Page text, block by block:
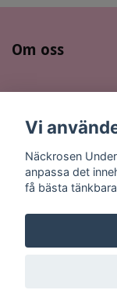
Om oss
Sociala medier
©
Vi
Näckrosen
anpassa det
få bästa